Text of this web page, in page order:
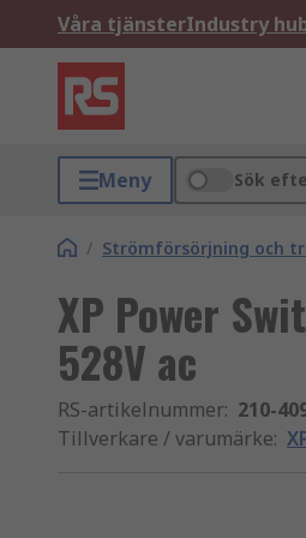
Våra tjänsterIndustry
Meny Sök
/ Strömförsörjning och
XP Power
528V ac
RS-artikelnummer: 210-
Tillverkare / varumärke: